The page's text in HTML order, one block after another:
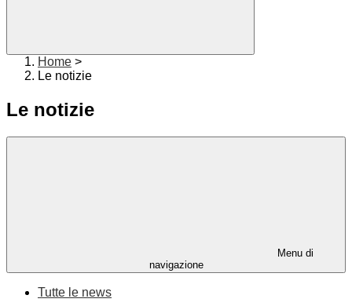
Home >
Le notizie
Le notizie
Menu di
navigazione
Tutte le news